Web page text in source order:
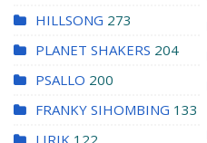
HILLSONG 273
PLANET SHAKERS 204
PSALLO 200
FRANKY SIHOMBING 133
LIRIK 122